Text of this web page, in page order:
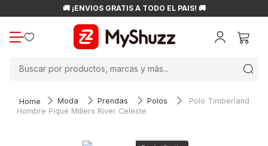
🚚 ¡ENVÍOS GRATIS A TODO EL PAÍS! 🚚
Moda Prendas Polos
Polo Timberland
Hombre Piqué Millers River Celeste